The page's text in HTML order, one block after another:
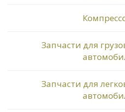
Запчасти для
Запчасти для